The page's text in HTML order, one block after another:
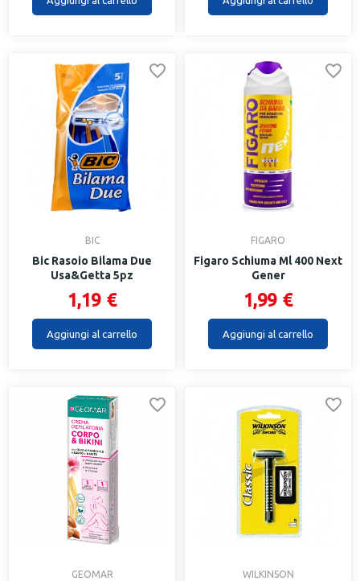
BIC
Bic Rasoio Bilama Due
Usa&Getta 5pz
1,19 €
Aggiungi al carrello
FIGARO
Figaro Schiuma Ml 400 Next
Gener
1,99 €
Aggiungi al carrello
GEOMAR WILKINSON